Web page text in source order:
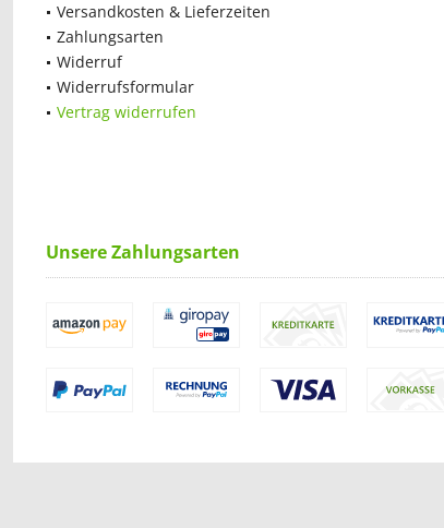
Versandkosten & Lieferzeiten
Zahlungsarten
Widerruf
Widerrufsformular
Vertrag widerrufen
Unsere Zahlungsarten